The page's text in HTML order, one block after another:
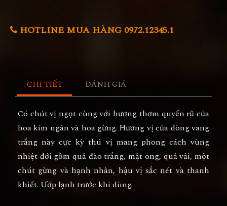
HOTLINE MUA HÀNG 0972.12345.1
CHI TIẾT ĐÁNH GIÁ
Có chút vị ngọt cùng với hương thơm quyến rũ của
hoa kim ngân và hoa gừng. Hương vị của dòng vang
trắng này cực kỳ thú vị mang phong cách vùng
nhiệt đới gồm quả đào trắng, mật ong, quả vải, một
chút gừng và hạnh nhân, hậu vị sắc nét và thanh
khiết. Ướp lạnh trước khi dùng.